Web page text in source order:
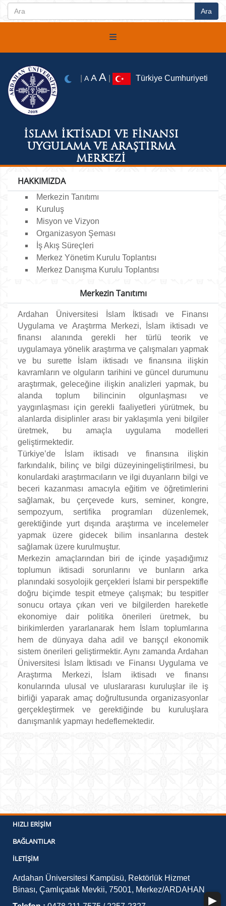
İSLAM İKTİSADI VE FİNANSI
UYGULAMA VE ARAŞTIRMA
MERKEZİ
A A A Türkiye Cumhuriyeti
HAKKIMIZDA
Merkezin Tanıtımı
Kuruluş
Misyon ve Vizyon
Organizasyon Şeması
İş Akış Süreçleri
Merkez Yönetim Kurulu Toplantısı
Merkez Danışma Kurulu Toplantısı
Merkezin Tanıtımı
Ardahan Üniversitesi İslam İktisadı ve Finansı
Uygulama ve Araştırma Merkezi, İslam iktisadı ve
finansı alanında gerekli her türlü teorik ve
uygulamaya yönelik araştırma ve çalışmaları yapmak
ve bu surette İslam iktisadı ve finansına ilişkin
kavramların ve olguların tarihini ve güncel durumunu
araştırmak, geleceğine ilişkin analizleri yapmak, bu
alanda toplum bilincinin olgunlaşması ve
yaygınlaşması için gerekli faaliyetleri yürütmek, bu
alanlarda disiplinler arası bir yaklaşımla yeni bilgiler
üretmek, bu amaçla uygulama modelleri
geliştirmektedir.
Türkiye’de İslam iktisadı ve finansına ilişkin
farkındalık, bilinç ve bilgi düzeyiningeliştirilmesi, bu
konulardaki araştırmacıların ve ilgi duyanların bilgi ve
beceri kazanması amacıyla eğitim ve öğretimlerini
sağlamak, bu çerçevede kurs, seminer, kongre,
sempozyum, sertifika programları düzenlemek,
gerektiğinde yurt dışında araştırma ve incelemeler
yapmak üzere gidecek bilim insanlarına destek
sağlamak üzere kurulmuştur.
Merkezin amaçlarından biri de içinde yaşadığımız
toplumun iktisadi sorunlarını ve bunların arka
planındaki sosyolojik gerçekleri İslami bir perspektifle
doğru biçimde tespit etmeye çalışmak; bu tespitler
sonucu ortaya çıkan veri ve bilgilerden hareketle
ekonomiye dair politika önerileri üretmek, bu
birikimlerden yararlanarak hem İslam toplumlarına
hem de dünyaya daha adil ve barışçıl ekonomik
sistem önerileri geliştirmektir. Aynı zamanda Ardahan
Üniversitesi İslam İktisadı ve Finansı Uygulama ve
Araştırma Merkezi, İslam iktisadı ve finansı
konularında ulusal ve uluslararası kuruluşlar ile iş
birliği yaparak amaç doğrultusunda organizasyonlar
gerçekleştirmek ve gerektiğinde bu kuruluşlara
danışmanlık yapmayı hedeflemektedir.
HIZLI ERIŞIM
BAĞLANTILAR
İLETIŞIM
Ardahan Üniversitesi Kampüsü, Rektörlük Hizmet
Binası, Çamlıçatak Mevkii, 75001, Merkez/ARDAHAN